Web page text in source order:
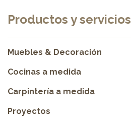
Productos y servicios
Muebles & Decoración
Cocinas a medida
Carpintería a medida
Proyectos